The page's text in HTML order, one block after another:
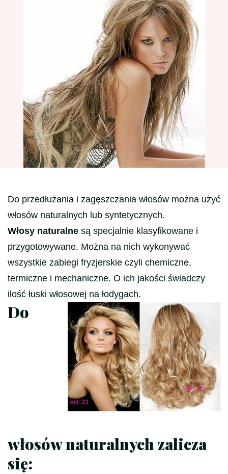
Do przedłużania i zagęszczania włosów można użyć
włosów naturalnych lub syntetycznych.
Włosy naturalne są specjalnie klasyfikowane i
przygotowywane. Można na nich wykonywać
wszystkie zabiegi fryzjerskie czyli chemiczne,
termiczne i mechaniczne. O ich jakości świadczy
ilość łuski włosowej na łodygach.
Do
włosów naturalnych zalicza
się: